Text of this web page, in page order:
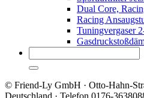
Dual Core,
Racing
Tuningvergaser
© Friend-Ly GmbH · Otto-Hahn-